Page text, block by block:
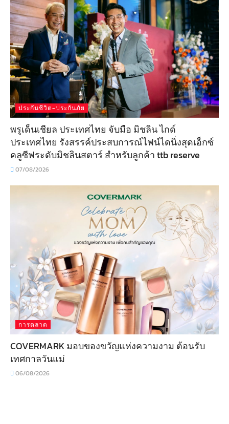
ประกันชีวิต-ประกันภัย
พรูเด็นเชียล ประเทศไทย จับมือ มิชลิน ไกด์
ประเทศไทย รังสรรค์ประสบการณ์ไฟน์ไดนิ่งสุดเอ็กซ์
คลูซีฟระดับมิชลินสตาร์ สำหรับลูกค้า ttb reserve
07/08/2026
การตลาด
COVERMARK มอบของขวัญแห่งความงาม ต้อนรับ
เทศกาลวันแม่
06/08/2026